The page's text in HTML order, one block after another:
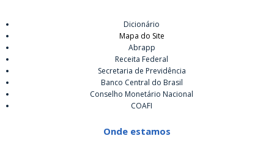
Dicionário
Mapa do Site
Abrapp
Receita Federal
Secretaria de Previdência
Banco Central do Brasil
Conselho Monetário Nacional
COAFI
Onde estamos